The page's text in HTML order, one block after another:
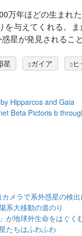
万年ほどの生まれ
与えてくれる。
星が発見されるこ
星 ガイア
Hipparcos and Gaia
Beta Pictoris b
メラで系外惑星の検
系大移動の道のり
が地球外生命をはぐく
たちはふわふわ